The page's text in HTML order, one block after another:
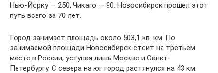
Нью-Йорку — 250, Чикаго — 90. Новосибирск прошел этот
путь всего за 70 лет.
Город занимает площадь около 503,1 кв. км. По
занимаемой площади Новосибирск стоит на третьем
месте в России, уступая лишь Москве и Санкт-
Петербургу. С севера на юг город растянулся на 43 км.